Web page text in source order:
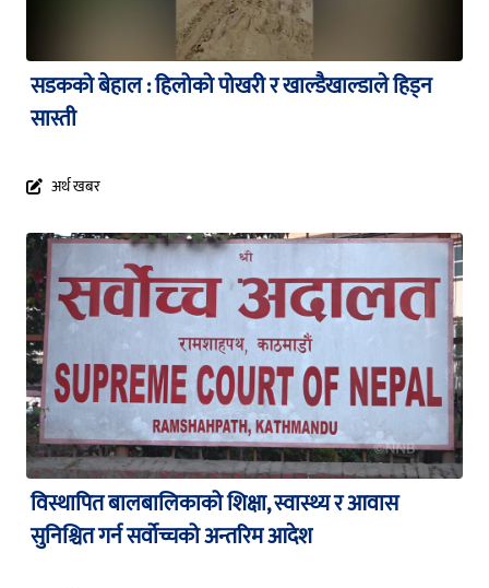
सडकको बेहाल : हिलोको पोखरी र खाल्डैखाल्डाले हिड्न
सास्ती
अर्थ खबर
विस्थापित बालबालिकाको शिक्षा, स्वास्थ्य र आवास
सुनिश्चित गर्न सर्वोच्चको अन्तरिम आदेश